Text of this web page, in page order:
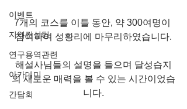
이벤트
지역컨설팅
연구용역관련
아카데미
간담회
7개의 코스를 이틀 동안, 약 300여명이
참여하여 성황리에 마무리하였습니다.
해설사님들의 설명을 들으며 달성습지
의 새로운 매력을 볼 수 있는 시간이었습
니다.